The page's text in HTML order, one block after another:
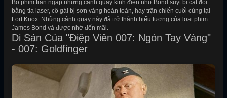
Bộ phim tràn ngập những cảnh quay kinh điển như Bond suýt bị cắt đôi
bằng tia laser, cô gái bị sơn vàng hoàn toàn, hay trận chiến cuối cùng tại
Fort Knox. Những cảnh quay này đã trở thành biểu tượng của loạt phim
James Bond và được nhớ đến mãi.
Di Sản Của "Điệp Viên 007: Ngón Tay Vàng"
- 007: Goldfinger